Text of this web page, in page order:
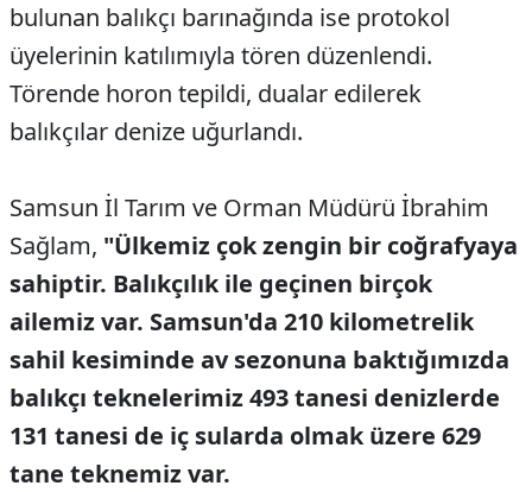
bulunan balıkçı barınağında ise protokol
üyelerinin katılımıyla tören düzenlendi.
Törende horon tepildi, dualar edilerek
balıkçılar denize uğurlandı.
Samsun İl Tarım ve Orman Müdürü İbrahim
Sağlam, "Ülkemiz çok zengin bir coğrafyaya
sahiptir. Balıkçılık ile geçinen birçok
ailemiz var. Samsun'da 210 kilometrelik
sahil kesiminde av sezonuna baktığımızda
balıkçı teknelerimiz 493 tanesi denizlerde
131 tanesi de iç sularda olmak üzere 629
tane teknemiz var.